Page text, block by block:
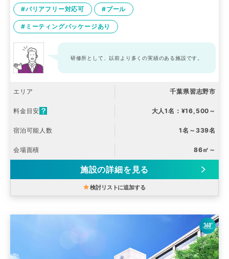
#バリアフリー対応可 #プール
#ミーティングパッケージあり
研修所として、以前より多くの実績のある施設です。
エリア 千葉県習志野市
料金目安 大人1名：¥16,500～
宿泊可能人数 1名～339名
会場面積 86㎡～
施設の詳細を見る
検討リストに追加する